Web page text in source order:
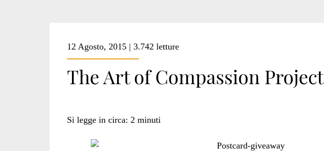
12 Agosto, 2015 | 3.742 letture
The Art of Compassion Project
Si legge in circa: 2 minuti